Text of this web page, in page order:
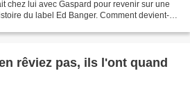
chez lui avec Gaspard pour revenir sur une
du label Ed Banger. Comment devient-on
rêviez pas, ils l'ont quand